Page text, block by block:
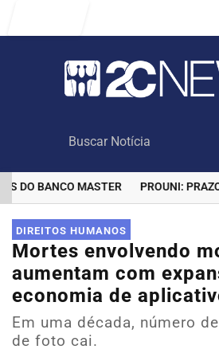
BANCO MASTER PROUNI: PRAZO
EM ALTA
DIREITOS HUMANOS
Mortes envolvendo
aumentam com
economia de
Em uma década, número
de foto cai.